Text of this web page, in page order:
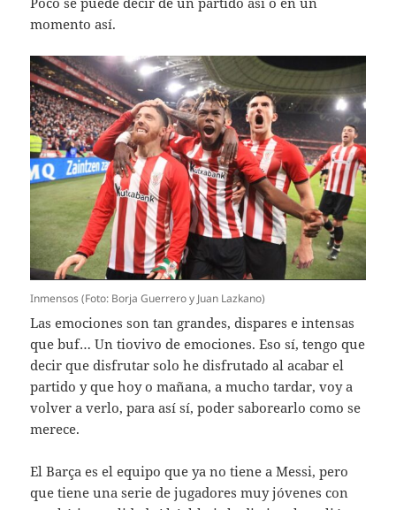
momento así.
Inmensos (Foto: Borja Guerrero y Juan Lazkano)
Las emociones son tan grandes, dispares e intensas
que buf… Un tiovivo de emociones. Eso sí, tengo que
decir que disfrutar solo he disfrutado al acabar el
partido y que hoy o mañana, a mucho tardar, voy a
volver a verlo, para así sí, poder saborearlo como se
merece.
El Barça es el equipo que ya no tiene a Messi, pero
que tiene una serie de jugadores muy jóvenes con